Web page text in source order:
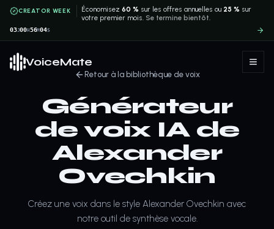
CREATOR WEEK Économisez60 % sur les offres annuelles ou 25 % sur
votre premier mois. Se termine bientôt.
03J00H 56M04S
VoiceMate
Retour à la bibliothèque de voix
Générateur
de voix IA de
Alexander
Ovechkin
Créez une voix dans le style Alexander Ovechkin avec
notre outil de synthèse vocale.